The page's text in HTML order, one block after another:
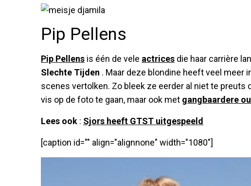
Pip Pellens
Pip Pellens is één de vele actrices die haar carrière
Slechte Tijden . Maar deze blondine heeft veel meer
scenes vertolken. Zo bleek ze eerder al niet te preuts
vis op de foto te gaan, maar ook met gangbaardere
Lees ook : Sjors heeft GTST uitgespeeld
[caption id="" align="alignnone" width="1080"]